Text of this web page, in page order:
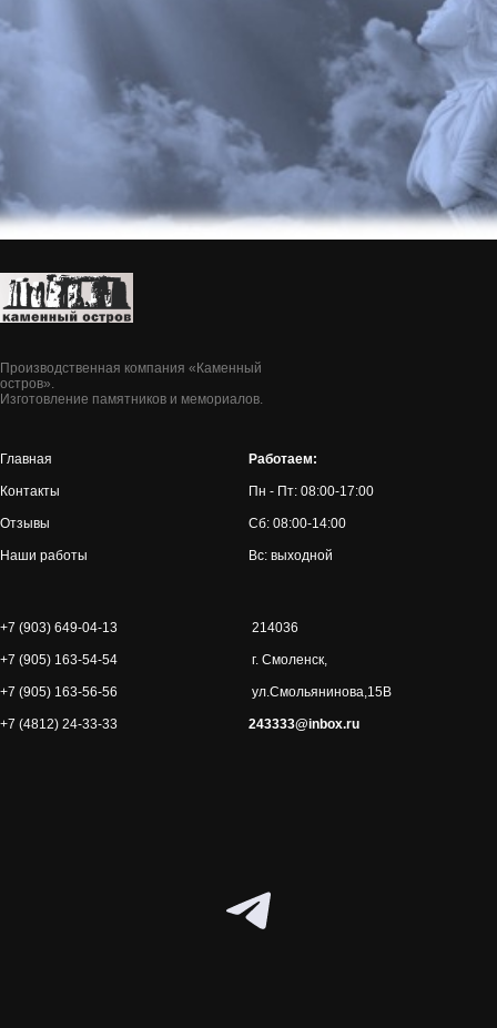
Производственная компания «Каменный
остров».
Изготовление памятников и мемориалов.
Главная
Контакты
Отзывы
Наши работы
Работаем:
Пн - Пт: 08:00-17:00
Сб: 08:00-14:00
Вс: выходной
+7 (903) 649-04-13
+7 (905) 163-54-54
+7 (905) 163-56-56
+7 (4812) 24-33-33
214036
г. Смоленск,
ул.Смольянинова,15В
243333@inbox.ru